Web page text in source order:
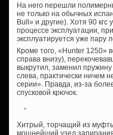
На него перешли
не только на обычных
Bull» и другие). Хотя 90 кгс
процессе эксплуатации,
эксплуатируется уже пару
Кроме того, «Hunter 1250»
справа внизу),
выкрутил, заменил
слева, практически ничем
серии». Правда, из-за
спусковой крючок.
Хитрый, торчащий из
мощнейший узел